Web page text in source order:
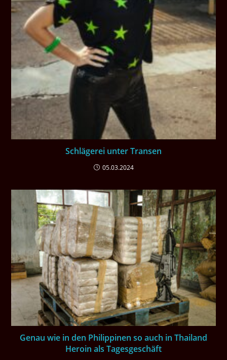
Schlägerei unter Transen
05.03.2024
Genau wie in den Philippinen so auch in Thailand
Heroin als Tagesgeschäft